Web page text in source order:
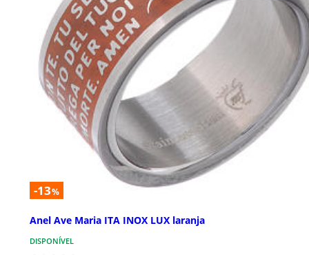
-13%
Anel Ave Maria ITA INOX LUX laranja
DISPONÍVEL